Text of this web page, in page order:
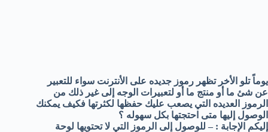
يوماً تلو الأخر تظهر رموز جديده على الأنترنت سواء للتعبير
عن شئ ما أو منتج ما أو لتعبيرات الوجه إلى غير ذلك من
الرموز العديده التي يصعب عليك حفظها لكثرتها فكيف يمكنك
الوصول إليها متى احتجتها بكل سهوله ؟
إليكم الإجابة : – للوصول إلى الرموز التي لا تحتويها لوحة